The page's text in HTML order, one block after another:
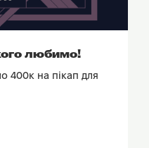
любимо!
400к на пікап для